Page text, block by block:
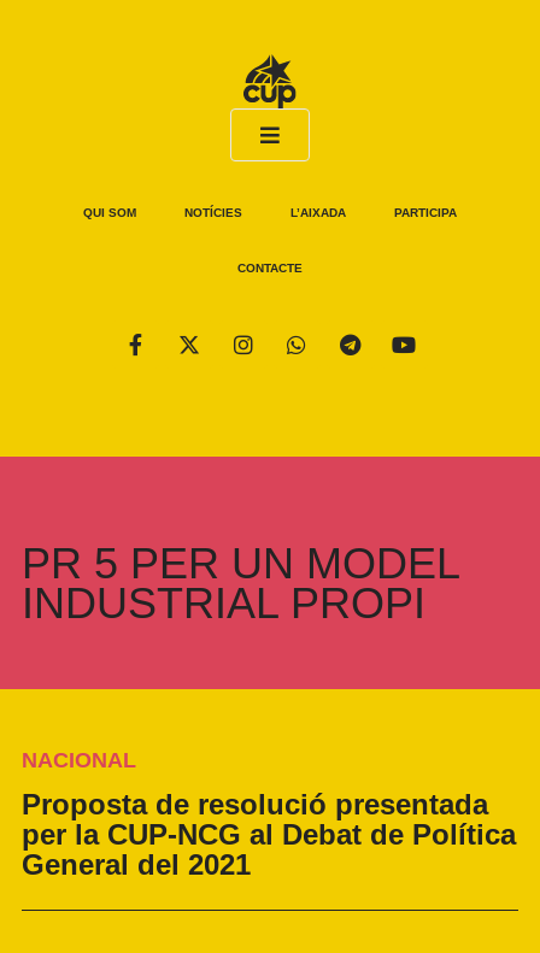
QUI SOM NOTÍCIES L’AIXADA PARTICIPA
CONTACTE
PR 5 PER UN MODEL
INDUSTRIAL PROPI
NACIONAL
Proposta de resolució presentada
per la CUP-NCG al Debat de Política
General del 2021